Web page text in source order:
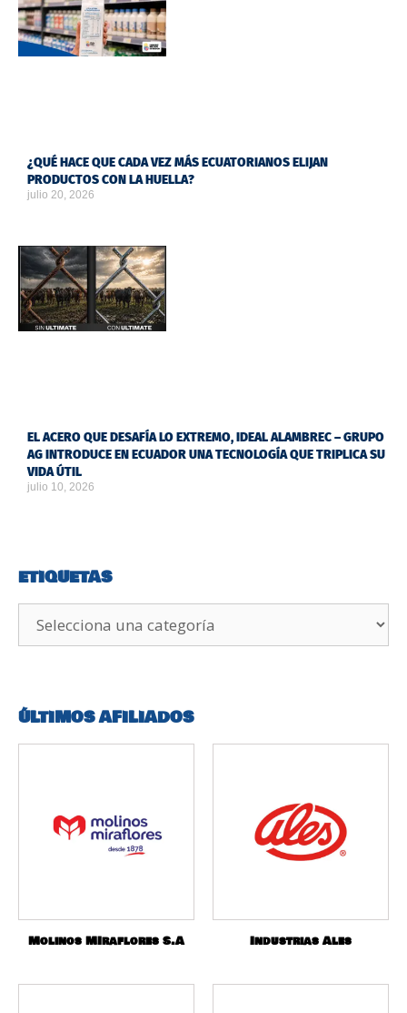
¿QUÉ HACE QUE CADA VEZ MÁS ECUATORIANOS ELIJAN
PRODUCTOS CON LA HUELLA?
julio 20, 2026
EL ACERO QUE DESAFÍA LO EXTREMO, IDEAL ALAMBREC – GRUPO
AG INTRODUCE EN ECUADOR UNA TECNOLOGÍA QUE TRIPLICA SU
VIDA ÚTIL
julio 10, 2026
ETIQUETAS
ÚLTIMOS AFILIADOS
Molinos MIraflores S.A Industrias Ales